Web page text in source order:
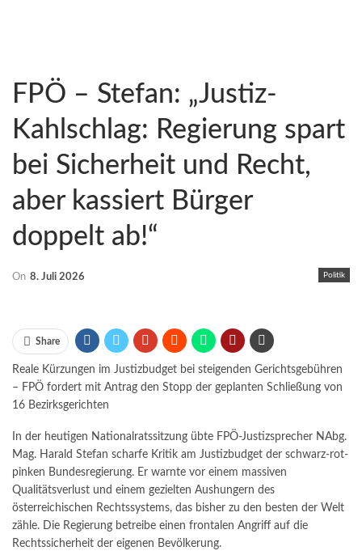
FPÖ – Stefan: „Justiz-
Kahlschlag: Regierung spart
bei Sicherheit und Recht,
aber kassiert Bürger
doppelt ab!“
Politik
On 8. Juli 2026
Share
Reale Kürzungen im Justizbudget bei steigenden Gerichtsgebühren
– FPÖ fordert mit Antrag den Stopp der geplanten Schließung von
16 Bezirksgerichten
In der heutigen Nationalratssitzung übte FPÖ-Justizsprecher NAbg.
Mag. Harald Stefan scharfe Kritik am Justizbudget der schwarz-rot-
pinken Bundesregierung. Er warnte vor einem massiven
Qualitätsverlust und einem gezielten Aushungern des
österreichischen Rechtssystems, das bisher zu den besten der Welt
zähle. Die Regierung betreibe einen frontalen Angriff auf die
Rechtssicherheit der eigenen Bevölkerung.